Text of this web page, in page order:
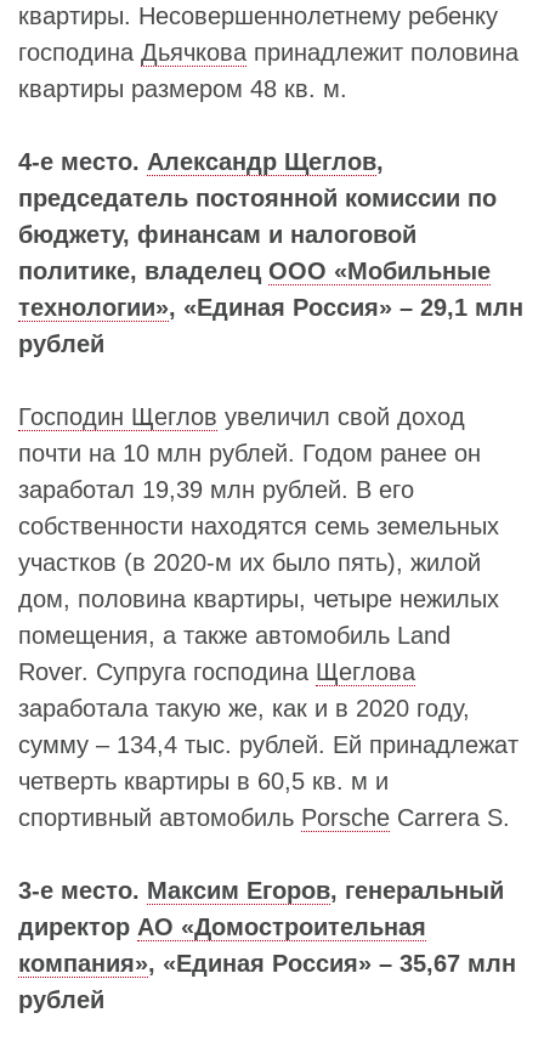
квартиры. Несовершеннолетнему ребенку
господина Дьячкова принадлежит половина
квартиры размером 48 кв. м.
4-е место. Александр Щеглов,
председатель постоянной комиссии по
бюджету, финансам и налоговой
политике, владелец ООО «Мобильные
технологии», «Единая Россия» – 29,1 млн
рублей
Господин Щеглов увеличил свой доход
почти на 10 млн рублей. Годом ранее он
заработал 19,39 млн рублей. В его
собственности находятся семь земельных
участков (в 2020-м их было пять), жилой
дом, половина квартиры, четыре нежилых
помещения, а также автомобиль Land
Rover. Супруга господина Щеглова
заработала такую же, как и в 2020 году,
сумму – 134,4 тыс. рублей. Ей принадлежат
четверть квартиры в 60,5 кв. м и
спортивный автомобиль Porsche Carrera S.
3-е место. Максим Егоров, генеральный
директор АО «Домостроительная
компания», «Единая Россия» – 35,67 млн
рублей